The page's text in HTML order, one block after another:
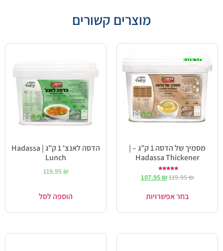
מוצרים קשורים
מבצע!
מסמיך של הדסה 1 ק”ג – |
Hadassa Thickener
5.00
מתוך 5
119.95₪
107.95₪
בחר אפשרויות
הדסה לאנצ' 1 ק"ג | Hadassa
Lunch
119.95 ₪
הוספה לסל